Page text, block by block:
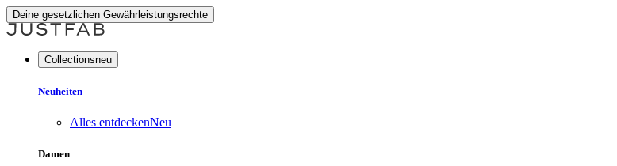
Deine gesetzlichen Gewährleistungsrechte
Collectionsneu
Neuheiten
Alles entdeckenNeu
Damen